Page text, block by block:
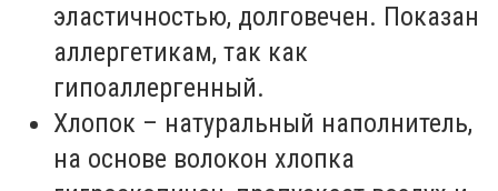
эластичностью, долговечен. Показан
аллергетикам, так как
гипоаллергенный.
Хлопок – натуральный наполнитель,
на основе волокон хлопка